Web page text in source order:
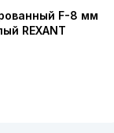
F-8 мм
REXANT